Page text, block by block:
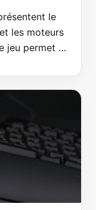
le
les moteurs
jeu permet …